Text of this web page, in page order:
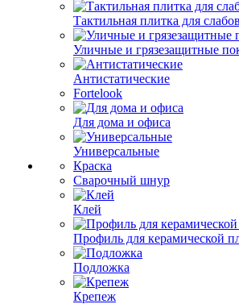
Тактильная плитка для
Уличные и грязезащитные
Антистатические
Fortelook
Для дома и офиса
Универсальные
Краска
Сварочный шнур
Клей
Профиль для керамической
Подложка
Крепеж